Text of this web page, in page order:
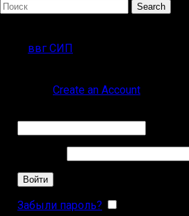
Search
ввг СИП
Create an Account
Войти
Забыли пароль?